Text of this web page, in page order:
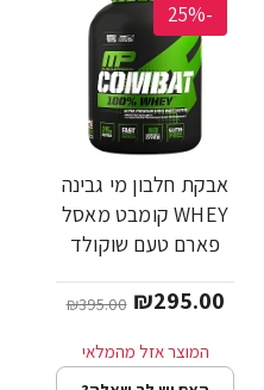
-25%
אבקת חלבון מי גבינה
WHEY קומבט מאסל
פארם טעם שוקולד
MusclePharm
₪295.00
₪395.00